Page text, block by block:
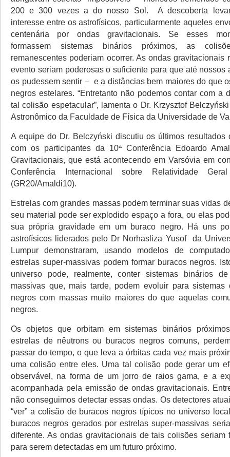
200 e 300 vezes a do nosso Sol. A descoberta
interesse entre os astrofísicos, particularmente aqueles
centenária por ondas gravitacionais. Se esses
formassem sistemas binários próximos, as
remanescentes poderiam ocorrer. As ondas gravitacionais
evento seriam poderosas o suficiente para que até nossos
os pudessem sentir – e a distâncias bem maiores do que
negros estelares. “Entretanto não podemos contar com a
tal colisão espetacular”, lamenta o Dr. Krzysztof
Astronômico da Faculdade de Física da Universidade de
A equipe do Dr. Belczyński discutiu os últimos resultados
com os participantes da 10ª Conferência Edoardo
Gravitacionais, que está acontecendo em Varsóvia em
Conferência Internacional sobre Relatividade
(GR20/Amaldi10).
Estrelas com grandes massas podem terminar suas vidas
seu material pode ser explodido espaço a fora, ou elas
sua própria gravidade em um buraco negro. Há uns
astrofísicos liderados pelo Dr Norhasliza Yusof da
Lumpur demonstraram, usando modelos de
estrelas super-massivas podem formar buracos negros.
universo pode, realmente, conter sistemas binários
massivas que, mais tarde, podem evoluir para sistemas
negros com massas muito maiores do que aquelas
negros.
Os objetos que orbitam em sistemas binários
estrelas de nêutrons ou buracos negros comuns,
passar do tempo, o que leva a órbitas cada vez mais
uma colisão entre eles. Uma tal colisão pode gerar um
observável, na forma de um jorro de raios gama, e a
acompanhada pela emissão de ondas gravitacionais.
não conseguimos detectar essas ondas. Os detectores
“ver” a colisão de buracos negros típicos no universo
buracos negros gerados por estrelas super-massivas
diferente. As ondas gravitacionais de tais colisões seriam
para serem detectadas em um futuro próximo.